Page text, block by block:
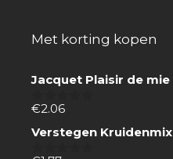
Met korting kopen
Jacquet Plaisir de
0
5
€2.06
Verstegen